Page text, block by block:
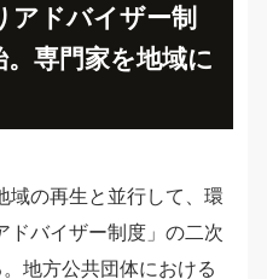
アドバイザー制
専門家を地域に
域の再生と並行して、環
ドバイザー制度」の二次
地方公共団体における